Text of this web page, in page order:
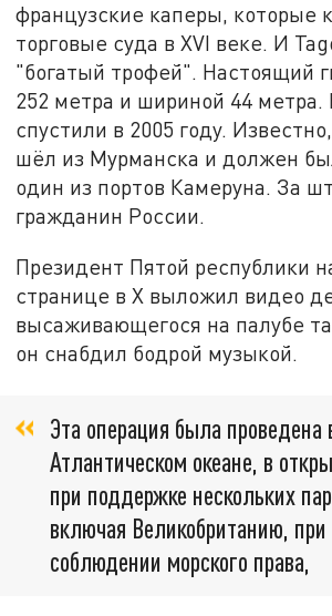
французские каперы, которые
торговые суда в XVI веке. И
"богатый трофей". Настоящий
252 метра и шириной 44 метра.
спустили в 2005 году.
шёл из Мурманска и должен
один из портов Камеруна. За
гражданин России.
Президент Пятой республики
странице в X выложил видео
высаживающегося на палубе
он снабдил бодрой музыкой.
Эта операция была проведена
Атлантическом океане, в
при поддержке нескольких
включая Великобританию, при
соблюдении морского права,